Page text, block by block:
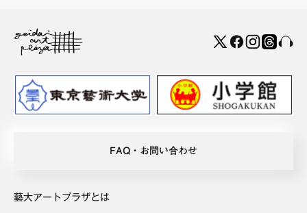
FAQ・お問い合わせ
藝大アートプラザとは